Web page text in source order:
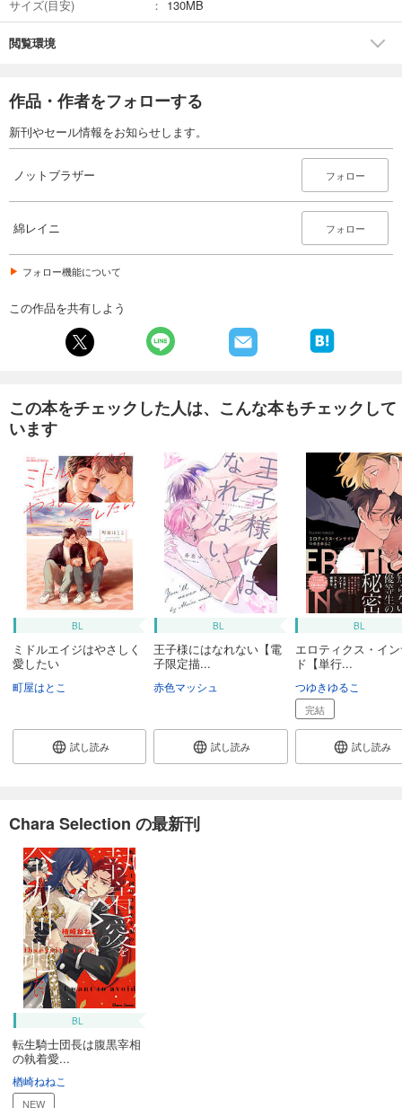
サイズ(目安) 130MB
閲覧環境
作品・作者をフォローする
新刊やセール情報をお知らせします。
ノットブラザー フォロー
綿レイニ フォロー
フォロー機能について
この作品を共有しよう
この本をチェックした人は、こんな本もチェックして
います
BL
ミドルエイジはやさしく
愛したい
町屋はとこ
試し読み
BL
王子様にはなれない【電
子限定描...
赤色マッシュ
試し読み
BL
エロティクス・イ
ド【単行...
つゆきゆるこ
完結
試し読み
Chara Selection の最新刊
BL
転生騎士団長は腹黒宰相
の執着愛...
楢崎ねねこ
NEW